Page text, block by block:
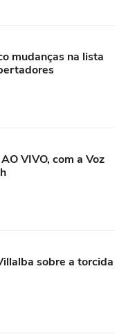
mudanças na lista
VIVO, com a Voz
sobre a torcida